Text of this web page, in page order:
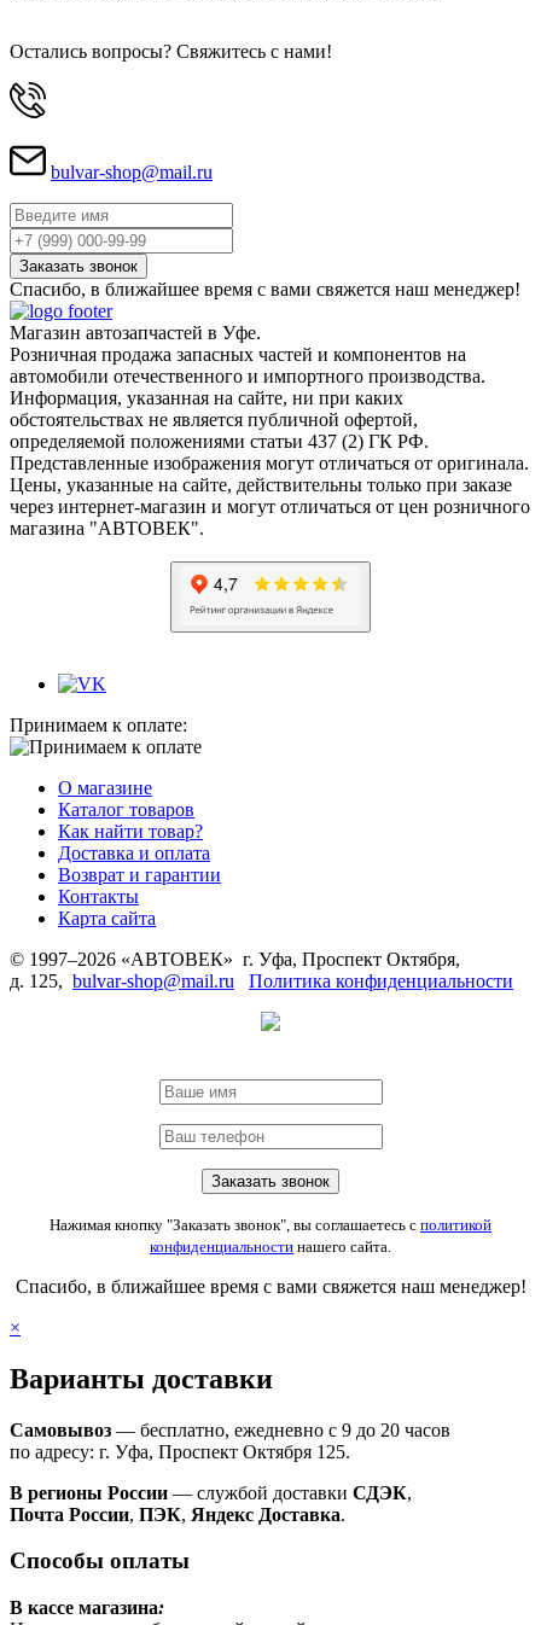
Остались вопросы? Свяжитесь с нами!
bulvar-shop@mail.ru
Спасибо, в ближайшее время с вами свяжется наш менеджер!
Магазин автозапчастей в Уфе.
Розничная продажа запасных частей и компонентов на
автомобили отечественного и импортного производства.
Информация, указанная на сайте, ни при каких
обстоятельствах не является публичной офертой,
определяемой положениями статьи 437 (2) ГК РФ.
Представленные изображения могут отличаться от оригинала.
Цены, указанные на сайте, действительны только при заказе
через интернет-магазин и могут отличаться от цен розничного
магазина "АВТОВЕК".
Принимаем к оплате:
О магазине
Каталог товаров
Как найти товар?
Доставка и оплата
Возврат и гарантии
Контакты
Карта сайта
© 1997–2026 «АВТОВЕК» г. Уфа, Проспект Октября,
д. 125, bulvar-shop@mail.ru Политика конфиденциальности
Нажимая кнопку "Заказать звонок", вы соглашаетесь с политикой
конфиденциальности нашего сайта.
Спасибо, в ближайшее время с вами свяжется наш менеджер!
×
Варианты доставки
Самовывоз — бесплатно, ежедневно с 9 до 20 часов
по адресу: г. Уфа, Проспект Октября 125.
В регионы России — службой доставки СДЭК,
Почта России, ПЭК, Яндекс Доставка.
Способы оплаты
В кассе магазина: